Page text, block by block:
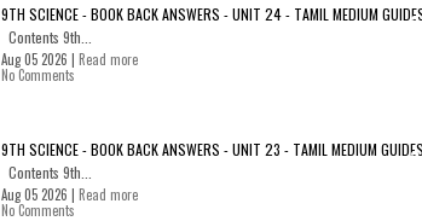
9TH SCIENCE - BOOK BACK ANSWERS - UNIT 24 - TAMIL MEDIUM
Contents 9th...
Aug 05 2026 | Read more
No Comments
9TH SCIENCE - BOOK BACK ANSWERS - UNIT 23 - TAMIL MEDIUM GUIDES
Contents 9th...
Aug 05 2026 | Read more
No Comments